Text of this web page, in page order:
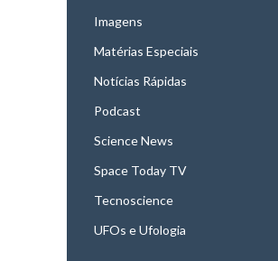
Imagens
Matérias Especiais
Notícias Rápidas
Podcast
Science News
Space Today TV
Tecnoscience
UFOs e Ufologia